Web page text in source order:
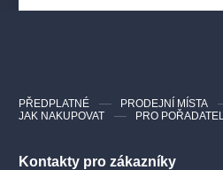
Kontakty pro zákazníky
PŘEDPLATNÉ PRODEJNÍ MÍSTA
JAK NAKUPOVAT
PRO